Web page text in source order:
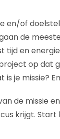
en/of
de
en
op dat
je missie?
de missie
krijgt.